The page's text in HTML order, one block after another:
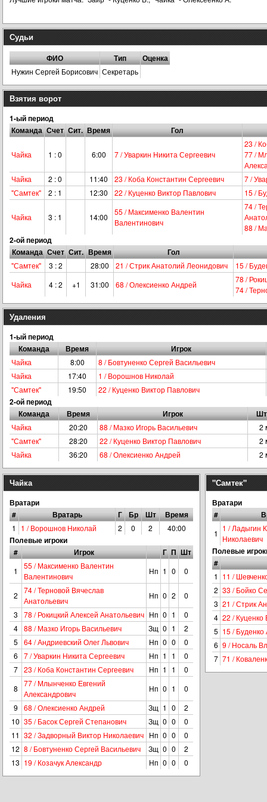
Судьи
ФИО Тип Оценка
Нужин Сергей Борисович Секретарь
Взятия ворот
1-ый период
Команда Счет Сит. Время Гол
Чайка 1 : 0 6:00 7 / Уваркин Никита Сергеевич
23 /
77 /
Чайка
2 : 0 11:40 23 / Коба Константин Сергеевич
7 /
"Самтек"
2 : 1 12:30 22 / Куценко Виктор Павлович 15 /
Чайка 3 : 1 14:00
55 / Максименко Валентин
Валентинович
74 /
88 /
2-ой период
Команда Счет Сит. Время Гол
"Самтек" 3 : 2 28:00 21 / Стрик Анатолий Леонидович
15 /
Чайка
4 : 2 +1 31:00 68 / Олексиенко Андрей
78 /
74 /
Удаления
1-ый период
Команда
Время Игрок
Чайка 8:00
8 / Бовтуненко Сергей Васильевич
Чайка
17:40
1 / Ворошнов Николай
"Самтек"
19:50 22 / Куценко Виктор Павлович
2-ой период
Команда
Время Игрок
Чайка 20:20 88 / Мазко Игорь Васильевич
2
"Самтек"
28:20 22 / Куценко Виктор Павлович
2
Чайка
36:20 68 / Олексиенко Андрей 2
Чайка
Вратари
#
Вратарь Г Бр Шт Время
1 1 / Ворошнов Николай 2 0 2 40:00
Полевые игроки
#
Игрок Г П Шт
1
55 / Максименко Валентин
Валентинович
Нп 1 0 0
2
74 / Терновой Вячеслав
Анатольевич
Нп 0 2
0
3
78 / Рокицкий Алексей Анатольевич Нп 0 1
0
4
88 / Мазко Игорь Васильевич Зщ 0 1
2
5
64 / Андриевский Олег Львович Нп 0 0
0
6
7 / Уваркин Никита Сергеевич Нп 1 1
0
7
23 / Коба Константин Сергеевич Нп 1 1
0
8
77 / Млынченко Евгений
Александрович
Нп 0 1
0
9
68 / Олексиенко Андрей Зщ 1 0
2
10 35 / Басок Сергей Степанович Зщ 0 0
0
11 32 / Задворный Виктор Николаевич Нп 0 0
0
12 8 / Бовтуненко Сергей Васильевич Зщ 0 0
2
13 19 / Козачук Александр Нп 0 0 0
"Самтек"
Вратари
#
1
1 / Ладыгин
Николаевич
Полевые
#
1 11 /
2 33 / Бойко
3 21 / Стрик
4 22 / Куценко
5 15 /
6 9 / Носаль
7 71 /